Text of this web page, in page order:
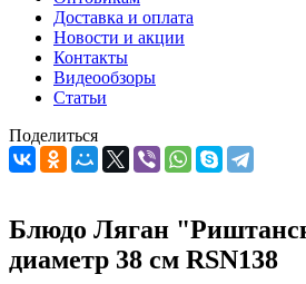
Доставка и оплата
Новости и акции
Контакты
Видеообзоры
Статьи
Поделиться
Блюдо Ляган
диаметр 38 см RSN138